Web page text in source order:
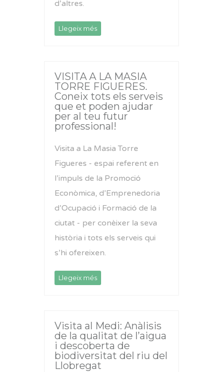
d’altres.
Llegeix més
VISITA A LA MASIA
TORRE FIGUERES.
Coneix tots els serveis
que et poden ajudar
per al teu futur
professional!
Visita a La Masia Torre
Figueres - espai referent en
l’impuls de la Promoció
Econòmica, d’Emprenedoria
d’Ocupació i Formació de la
ciutat - per conèixer la seva
història i tots els serveis qui
s’hi ofereixen.
Llegeix més
Visita al Medi: Anàlisis
de la qualitat de l’aigua
i descoberta de
biodiversitat del riu del
Llobregat